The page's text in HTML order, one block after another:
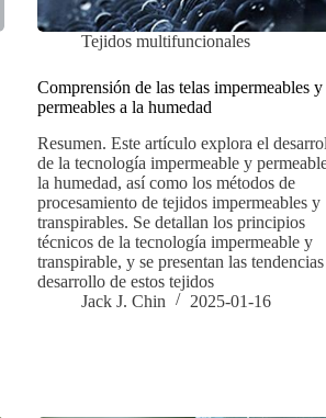
Tejidos multifuncionales
Comprensión de las telas impermeables y
permeables a la humedad
Resumen. Este artículo explora el
de la tecnología impermeable y
la humedad, así como los métodos de
procesamiento de tejidos impermeables y
transpirables. Se detallan los principios
técnicos de la tecnología impermeable y
transpirable, y se presentan las
desarrollo de estos tejidos
Jack J. Chin
2025-01-16